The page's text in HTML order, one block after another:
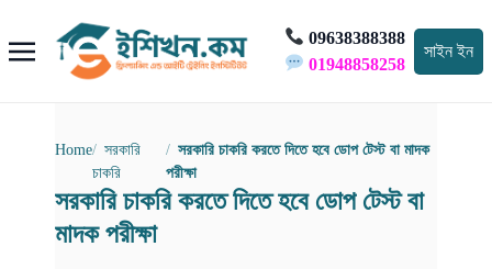
09638388388
01948858258
সাইন ইন
Home
সরকারি
চাকরি
সরকারি চাকরি করতে দিতে হবে ডোপ টেস্ট বা মাদক
পরীক্ষা
সরকারি চাকরি করতে দিতে হবে ডোপ টেস্ট বা
মাদক পরীক্ষা